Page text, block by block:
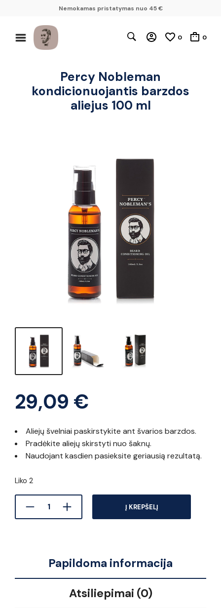
Nemokamas pristatymas nuo 45 €
0 0
Percy Nobleman
kondicionuojantis barzdos
aliejus 100 ml
29,09 €
Aliejų švelniai paskirstykite ant švarios barzdos.
Pradėkite aliejų skirstyti nuo šaknų.
Naudojant kasdien pasieksite geriausią rezultatą.
Liko 2
Į KREPŠELĮ
Papildoma informacija
Atsiliepimai (0)